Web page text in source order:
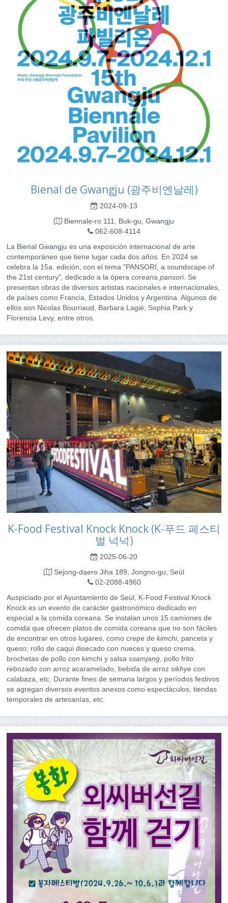
Bienal de Gwangju (광주비엔날레)
2024-09-13
Biennale-ro 111, Buk-gu, Gwangju
062-608-4114
La Bienal Gwangju es una exposición internacional de arte
contemporáneo que tiene lugar cada dos años. En 2024 se
celebra la 15a. edición, con el tema "PANSORI, a soundscape of
the 21st century", dedicado a la ópera coreana pansori. Se
presentan obras de diversos artistas nacionales e internacionales,
de países como Francia, Estados Unidos y Argentina. Algunos de
ellos son Nicolas Bourriaud, Barbara Lagié, Sophia Park y
Florencia Levy, entre otros.
K-Food Festival Knock Knock (K-푸드 페스티
벌 넉넉)
2025-06-20
Sejong-daero Jiha 189, Jongno-gu, Seúl
02-2088-4960
Auspiciado por el Ayuntamiento de Seúl, K-Food Festival Knock
Knock es un evento de carácter gastronómico dedicado en
especial a la comida coreana. Se instalan unos 15 camiones de
comida que ofrecen platos de comida coreana que no son fáciles
de encontrar en otros lugares, como crepe de kimchi, panceta y
queso; rollo de caqui disecado con nueces y queso crema,
brochetas de pollo con kimchi y salsa ssamjang , pollo frito
rebozado con arroz acaramelado, bebida de arroz sikhye con
calabaza, etc. Durante fines de semana largos y períodos festivos
se agregan diversos eventos anexos como espectáculos, tiendas
temporales de artesanías, etc.